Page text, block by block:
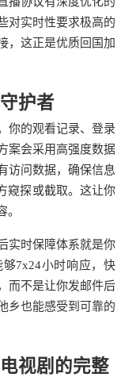
对实时性要求极高的
，这正是优质回国加
护者
你的观看记录、登录
案会采用高强度数据
访问数据，确保信息
窥探或截取。这让你
实时保障体系就是你
7x24小时响应，快
而不是让你发邮件后
乡也能感受到可靠的
视剧的完整